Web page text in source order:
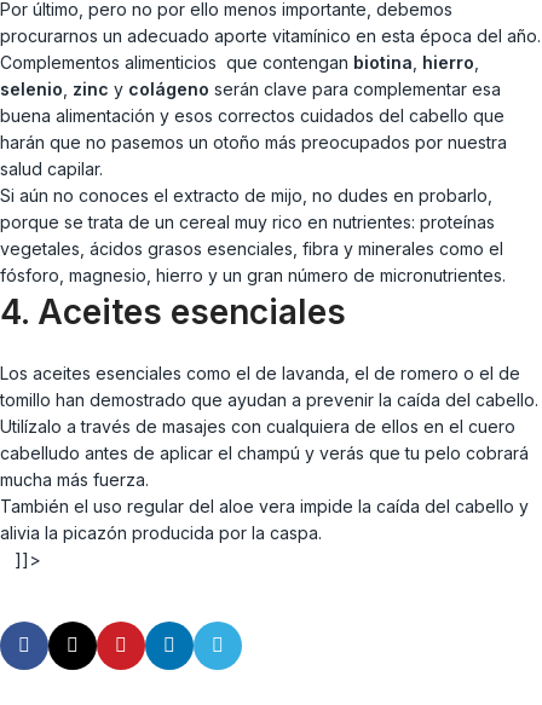
Por último, pero no por ello menos importante, debemos
procurarnos un adecuado aporte vitamínico en esta época del año.
Complementos alimenticios que contengan biotina hierro
selenio zinc y colágeno serán clave para complementar esa
buena alimentación y esos correctos cuidados del cabello que
harán que no pasemos un otoño más preocupados por nuestra
salud capilar.
Si aún no conoces el extracto de mijo, no dudes en probarlo,
porque se trata de un cereal muy rico en nutrientes: proteínas
vegetales, ácidos grasos esenciales, fibra y minerales como el
fósforo, magnesio, hierro y un gran número de micronutrientes.
4. Aceites esenciales
Los aceites esenciales como el de lavanda, el de romero o el de
tomillo han demostrado que ayudan a prevenir la caída del cabello.
Utilízalo a través de masajes con cualquiera de ellos en el cuero
cabelludo antes de aplicar el champú y verás que tu pelo cobrará
mucha más fuerza.
También el uso regular del aloe vera impide la caída del cabello y
alivia la picazón producida por la caspa.
]]>